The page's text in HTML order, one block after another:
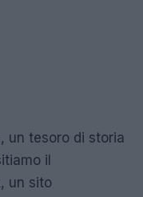
, un tesoro di storia
il
, un sito